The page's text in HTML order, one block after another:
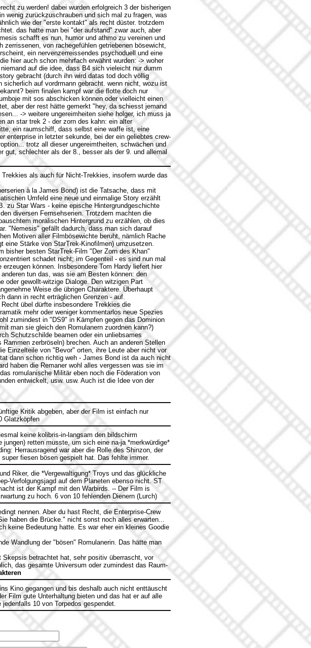
zu werden! dabei wurden erfolgreich 3 der bisherigen
wenig zurückzuschrauben und sich mal zu fragen, was
wie der "erste kontakt" als recht düster. trotzdem
das hatte man bei "der aufstand" zwar auch, aber
schafft es nun, humor und athmo zu vereinen und
von rachegefühlen getriebenen bösewicht,
ein nervenzerreissendes psychoduell und eine
hier auch schon mehrfach erwähnt wurden: -> woher
auf die idee, dass B4 sich vieleicht nur dumm
gebracht (durch ihn wird datas tod doch völlig
auf vordrmann gebracht. wenn nicht, wozu ist
beim finalen kampf war die flotte doch nur
mit sos abschicken können oder vielleicht einen
aber der rest hätte gemerkt "hey, da schiesst jemand
-> weitere ungereimheiten siehe holger, ich muss ja
an star trek 2 - der zorn des kahn: ein alter
ein raumschiff, dass selbst eine waffe ist, eine
enterprise in letzter sekunde, bei der ein geliebtes crew-
trotz all dieser ungereimtheiten, schwächen und
gut, schlechter als der 8., besser als der 9. und allemal
als auch für Nicht-Trekkies, insofern wurde das
à la James Bond) ist die Tatsache, dass mit
Umfeld eine neue und einmalige Story erzählt
zu Star Wars - keine epische Hintergrundgeschichte
diversen Fernsehserien. Trotzdem machten die
moralischen Hintergrund zu erzählen, ob dies
"Nemesis" gefällt dadurch, dass man sich darauf
Motiven aller Filmbösewichte beruht, nämlich Rache
eine Stärke von StarTrek-Kinofilmen) umzusetzen.
bisher besten StarTrek-Film "Der Zorn des Khan"
schadet nicht; im Gegenteil - es sind nun mal
können. Insbesondere Tom Hardy liefert hier
tun das, was sie am Besten können: den
oder gewollt-witzige Dialoge. Den witzigen Part
Weise die übrigen Charaktere. Überhaupt
dann in recht erträglichen Grenzen - auf.
übel dürfte insbesondere Trekkies die
mehr oder weniger kommentarlos neue Spezies
zumindest in "DS9" in Kämpfen gegen das Dominion
man sie gleich den Romulanern zuordnen kann?)
Schutzschilde beamen oder ein unliebsames
zerbröseln) brechen. Auch an anderen Stellen
Einzelteile von "Bevor" orten, ihre Leute aber nicht vor
dann schon richtig weh - James Bond ist da auch nicht
haben die Remaner wohl alles vergessen was sie im
romulanische Militär eben noch die Föderation von
entwickelt, usw. usw. Auch ist die Idee von der
Kritik abgeben, aber der Film ist einfach nur
Glatzköpfen
keine kolibris-in-langsam den bildschirm
retten musste, um sich eine na-ja *merkwürdige*
Herrausragend war aber die Rolle des Shinzon, der
fiesen bösen gespielt hat. Das fehlte immer.
Riker, die *Vergewaltigung* Troys und das glückliche
Verfolgungsjagd auf dem Planeten ebenso nicht. ST
ist der Kampf mit den Warbirds. -- Der Film is
zu hoch. 6 von 10 fehlenden Dienern (Lurch)
nennen. Aber du hast Recht, die Enterprise-Crew
haben die Brücke." nicht sonst noch alles erwarten...
keine Bedeutung hatte. Es war eher ein kleines Goodie
Wandlung der "bösen" Romulanerin. Das hätte man
betrachtet hat, sehr positiv überrascht, vor
das gesamte Universum oder zumindest das Raum-
Kino gegangen und bis deshalb auch nicht enttäuscht
Film gute Unterhaltung bieten und das hat er auf alle
10 von Torpedos gespendet.